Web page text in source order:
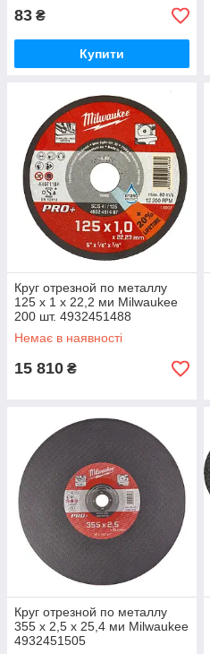
83 ₴
Купити
Круг отрезной по металлу
125 х 1 х 22,2 ми Milwaukee
200 шт. 4932451488
Немає в наявності
15 810 ₴
Круг отрезной по металлу
355 х 2,5 х 25,4 ми Milwaukee
4932451505